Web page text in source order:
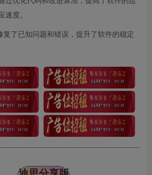
速度。
复了已知问题和错误，提升了软件的稳定